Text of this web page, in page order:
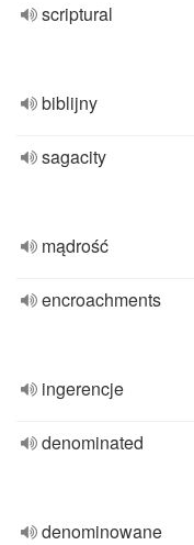
scriptural
biblijny
sagacity
mądrość
encroachments
ingerencje
denominated
denominowane